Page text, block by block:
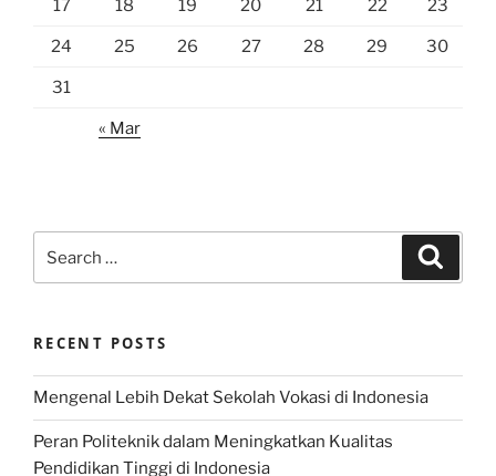
17 18 19 20 21 22 23
24 25 26 27 28 29 30
31
« Mar
for:
RECENT POSTS
Mengenal Lebih Dekat Sekolah Vokasi di Indonesia
Peran Politeknik dalam Meningkatkan Kualitas
Pendidikan Tinggi di Indonesia